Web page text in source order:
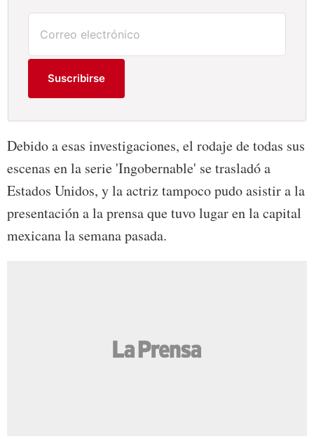
Suscribirse
Debido a esas investigaciones, el rodaje de todas sus
escenas en la serie 'Ingobernable' se trasladó a
Estados Unidos, y la actriz tampoco pudo asistir a la
presentación a la prensa que tuvo lugar en la capital
mexicana la semana pasada.